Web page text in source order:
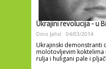
Ukrajini revolucija - u
Dino Jahić 04/03/2014
Ukrajinski demonstranti
molotovljevim koktelima
rulja i huligani pale i